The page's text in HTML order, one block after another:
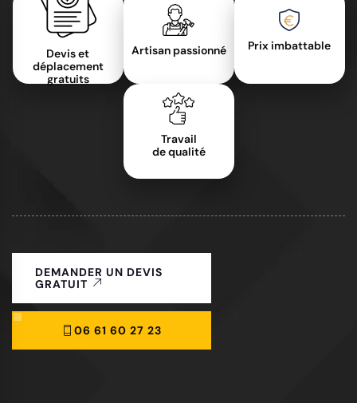
Devis et
déplacement
gratuits
Artisan passionné Prix imbattable
Travail
de qualité
DEMANDER UN DEVIS
GRATUIT
06 61 60 27 23